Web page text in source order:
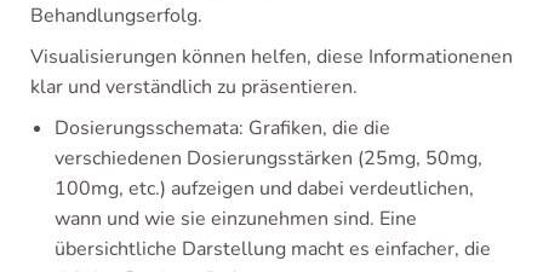
Behandlungserfolg.
Visualisierungen können helfen, diese Informationenen
klar und verständlich zu präsentieren.
Dosierungsschemata: Grafiken, die die
verschiedenen Dosierungsstärken (25mg, 50mg,
100mg, etc.) aufzeigen und dabei verdeutlichen,
wann und wie sie einzunehmen sind. Eine
übersichtliche Darstellung macht es einfacher, die